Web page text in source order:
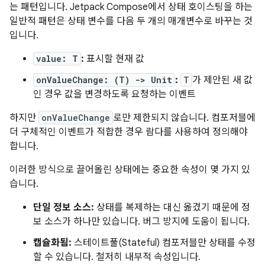
는 패턴입니다. Jetpack Compose에서 상태 호이스팅을 하는
일반적 패턴은 상태 변수를 다음 두 개의 매개변수로 바꾸는 것
입니다.
value: T : 표시할 현재 값
onValueChange: (T) -> Unit : T 가 제안된 새 값
인 경우 값을 변경하도록 요청하는 이벤트
하지만 onValueChange 로만 제한되지 않습니다. 컴포저블에
더 구체적인 이벤트가 적합한 경우 람다를 사용하여 정의해야
합니다.
이러한 방식으로 끌어올린 상태에는 중요한 속성이 몇 가지 있
습니다.
단일 정보 소스: 상태를 복제하는 대신 옮겼기 때문에 정
보 소스가 하나만 있습니다. 버그 방지에 도움이 됩니다.
캡슐화됨: 스테이트풀(Stateful) 컴포저블만 상태를 수정
할 수 있습니다. 철저히 내부적 속성입니다.